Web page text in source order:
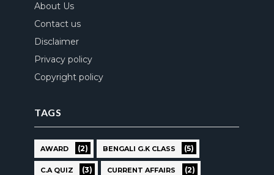
About Us
Contact us
Disclaimer
Privacy policy
Copyright policy
TAGS
AWARD (2) BENGALI G.K CLASS (5)
C.A QUIZ (3) CURRENT AFFAIRS (2)